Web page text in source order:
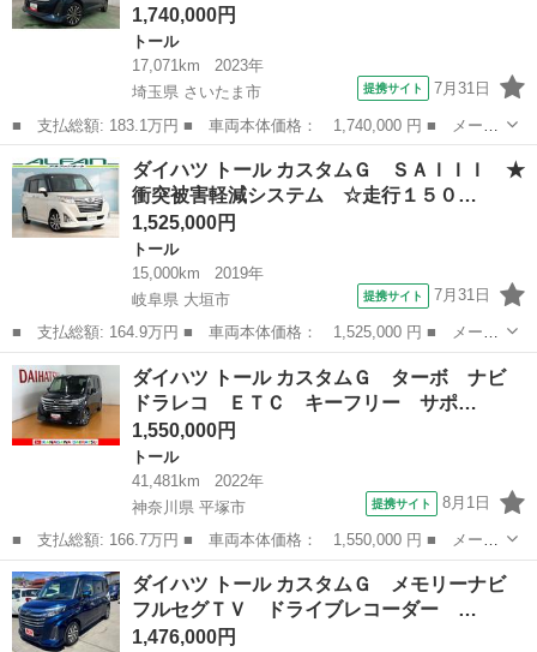
1,740,000円
トール
17,071km
2023年
埼玉県 さいたま市
提携サイト 7月31日
■ 支払総額: 183.1万円 ■ 車両本体価格： 1,740,000 円 ■ メーカ
ー名： ダイハツ ■ 車種名： トール ■ グレード名： カスタム
Ｇ ターボ 走行１７０７１キロ／クリアランスソナー 一年保証・
走行距離...
埼玉 さいたま市 トール
ダイハツ トール カスタムＧ ＳＡＩＩＩ ★
衝突被害軽減システム ☆走行１５０…
1,525,000円
トール
15,000km
2019年
岐阜県 大垣市
提携サイト 7月31日
■ 支払総額: 164.9万円 ■ 車両本体価格： 1,525,000 円 ■ メーカ
ー名： ダイハツ ■ 車種名： トール ■ グレード名： カスタム
Ｇ ＳＡＩＩＩ ★衝突被害軽減システム ☆走行１５０００ｋｍ
★ターボ...
岐阜 大垣市 トール
ダイハツ トール カスタムＧ ターボ ナビ
ドラレコ ＥＴＣ キーフリー サポ…
1,550,000円
トール
41,481km
2022年
神奈川県 平塚市
提携サイト 8月1日
■ 支払総額: 166.7万円 ■ 車両本体価格： 1,550,000 円 ■ メーカ
ー名： ダイハツ ■ 車種名： トール ■ グレード名： カスタム
Ｇ ターボ ナビ ドラレコ ＥＴＣ キーフリー サポカーＳワイ
ド適合 ...
神奈川 平塚市 トール
ダイハツ トール カスタムＧ メモリーナビ
フルセグＴＶ ドライブレコーダー …
1,476,000円